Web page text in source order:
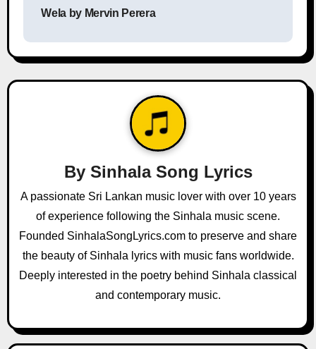
t
n
g
t
i
n
Wela by Mervin Perera
By Sinhala Song Lyrics
A passionate Sri Lankan music lover with over 10 years
of experience following the Sinhala music scene.
Founded SinhalaSongLyrics.com to preserve and share
the beauty of Sinhala lyrics with music fans worldwide.
Deeply interested in the poetry behind Sinhala classical
and contemporary music.